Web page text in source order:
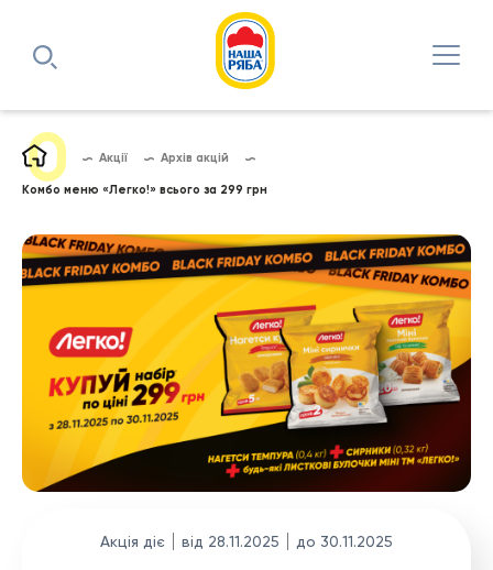
Акції Архів акцій
Комбо меню «Легко!» всього за 299 грн
Акція діє від 28.11.2025 до 30.11.2025